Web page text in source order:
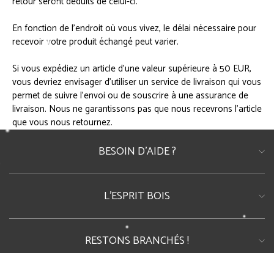
En fonction de l’endroit où vous vivez, le délai nécessaire pour
recevoir votre produit échangé peut varier.
Si vous expédiez un article d’une valeur supérieure à 50 EUR,
vous devriez envisager d’utiliser un service de livraison qui vous
permet de suivre l’envoi ou de souscrire à une assurance de
livraison. Nous ne garantissons pas que nous recevrons l’article
que vous nous retournez.
BESOIN D'AIDE ?
Foire Aux Questions
Tél : 06.98.39.33.22
L'ESPRIT BOIS
• Qui Sommes-nous?
• Notre Blog
RESTONS BRANCHÉS !